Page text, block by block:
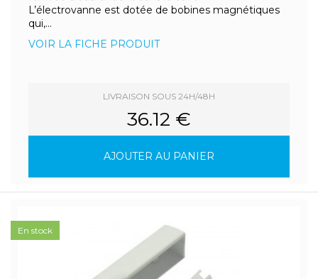
L’électrovanne est dotée de bobines magnétiques
qui,...
VOIR LA FICHE PRODUIT
LIVRAISON SOUS 24H/48H
36.12 €
AJOUTER AU PANIER
En stock